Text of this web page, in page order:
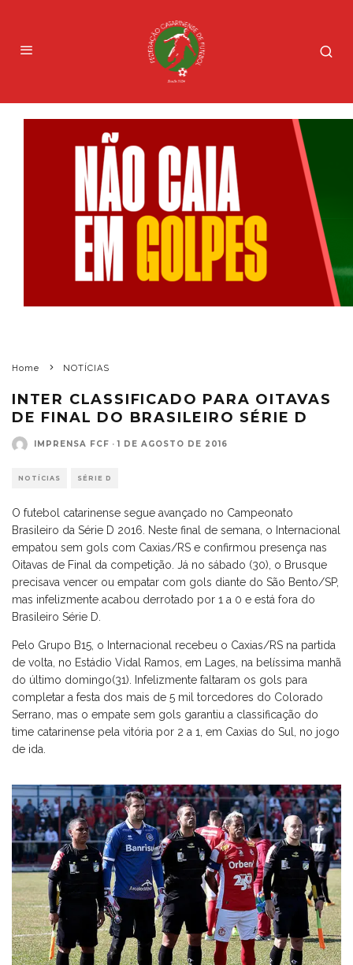
Home NOTÍCIAS
INTER CLASSIFICADO PARA OITAVAS
DE FINAL DO BRASILEIRO SÉRIE D
IMPRENSA FCF · 1 DE AGOSTO DE 2016
NOTÍCIAS SÉRIE D
O futebol catarinense segue avançado no Campeonato
Brasileiro da Série D 2016. Neste final de semana, o Internacional
empatou sem gols com Caxias/RS e confirmou presença nas
Oitavas de Final da competição. Já no sábado (30), o Brusque
precisava vencer ou empatar com gols diante do São Bento/SP,
mas infelizmente acabou derrotado por 1 a 0 e está fora do
Brasileiro Série D.
Pelo Grupo B15, o Internacional recebeu o Caxias/RS na partida
de volta, no Estádio Vidal Ramos, em Lages, na belíssima manhã
do último domingo(31). Infelizmente faltaram os gols para
completar a festa dos mais de 5 mil torcedores do Colorado
Serrano, mas o empate sem gols garantiu a classificação do
time catarinense pela vitória por 2 a 1, em Caxias do Sul, no jogo
de ida.